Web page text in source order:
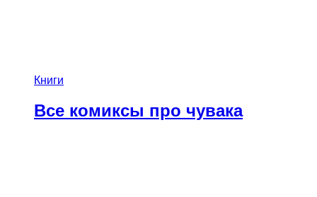
Книги
Все комиксы про чувака